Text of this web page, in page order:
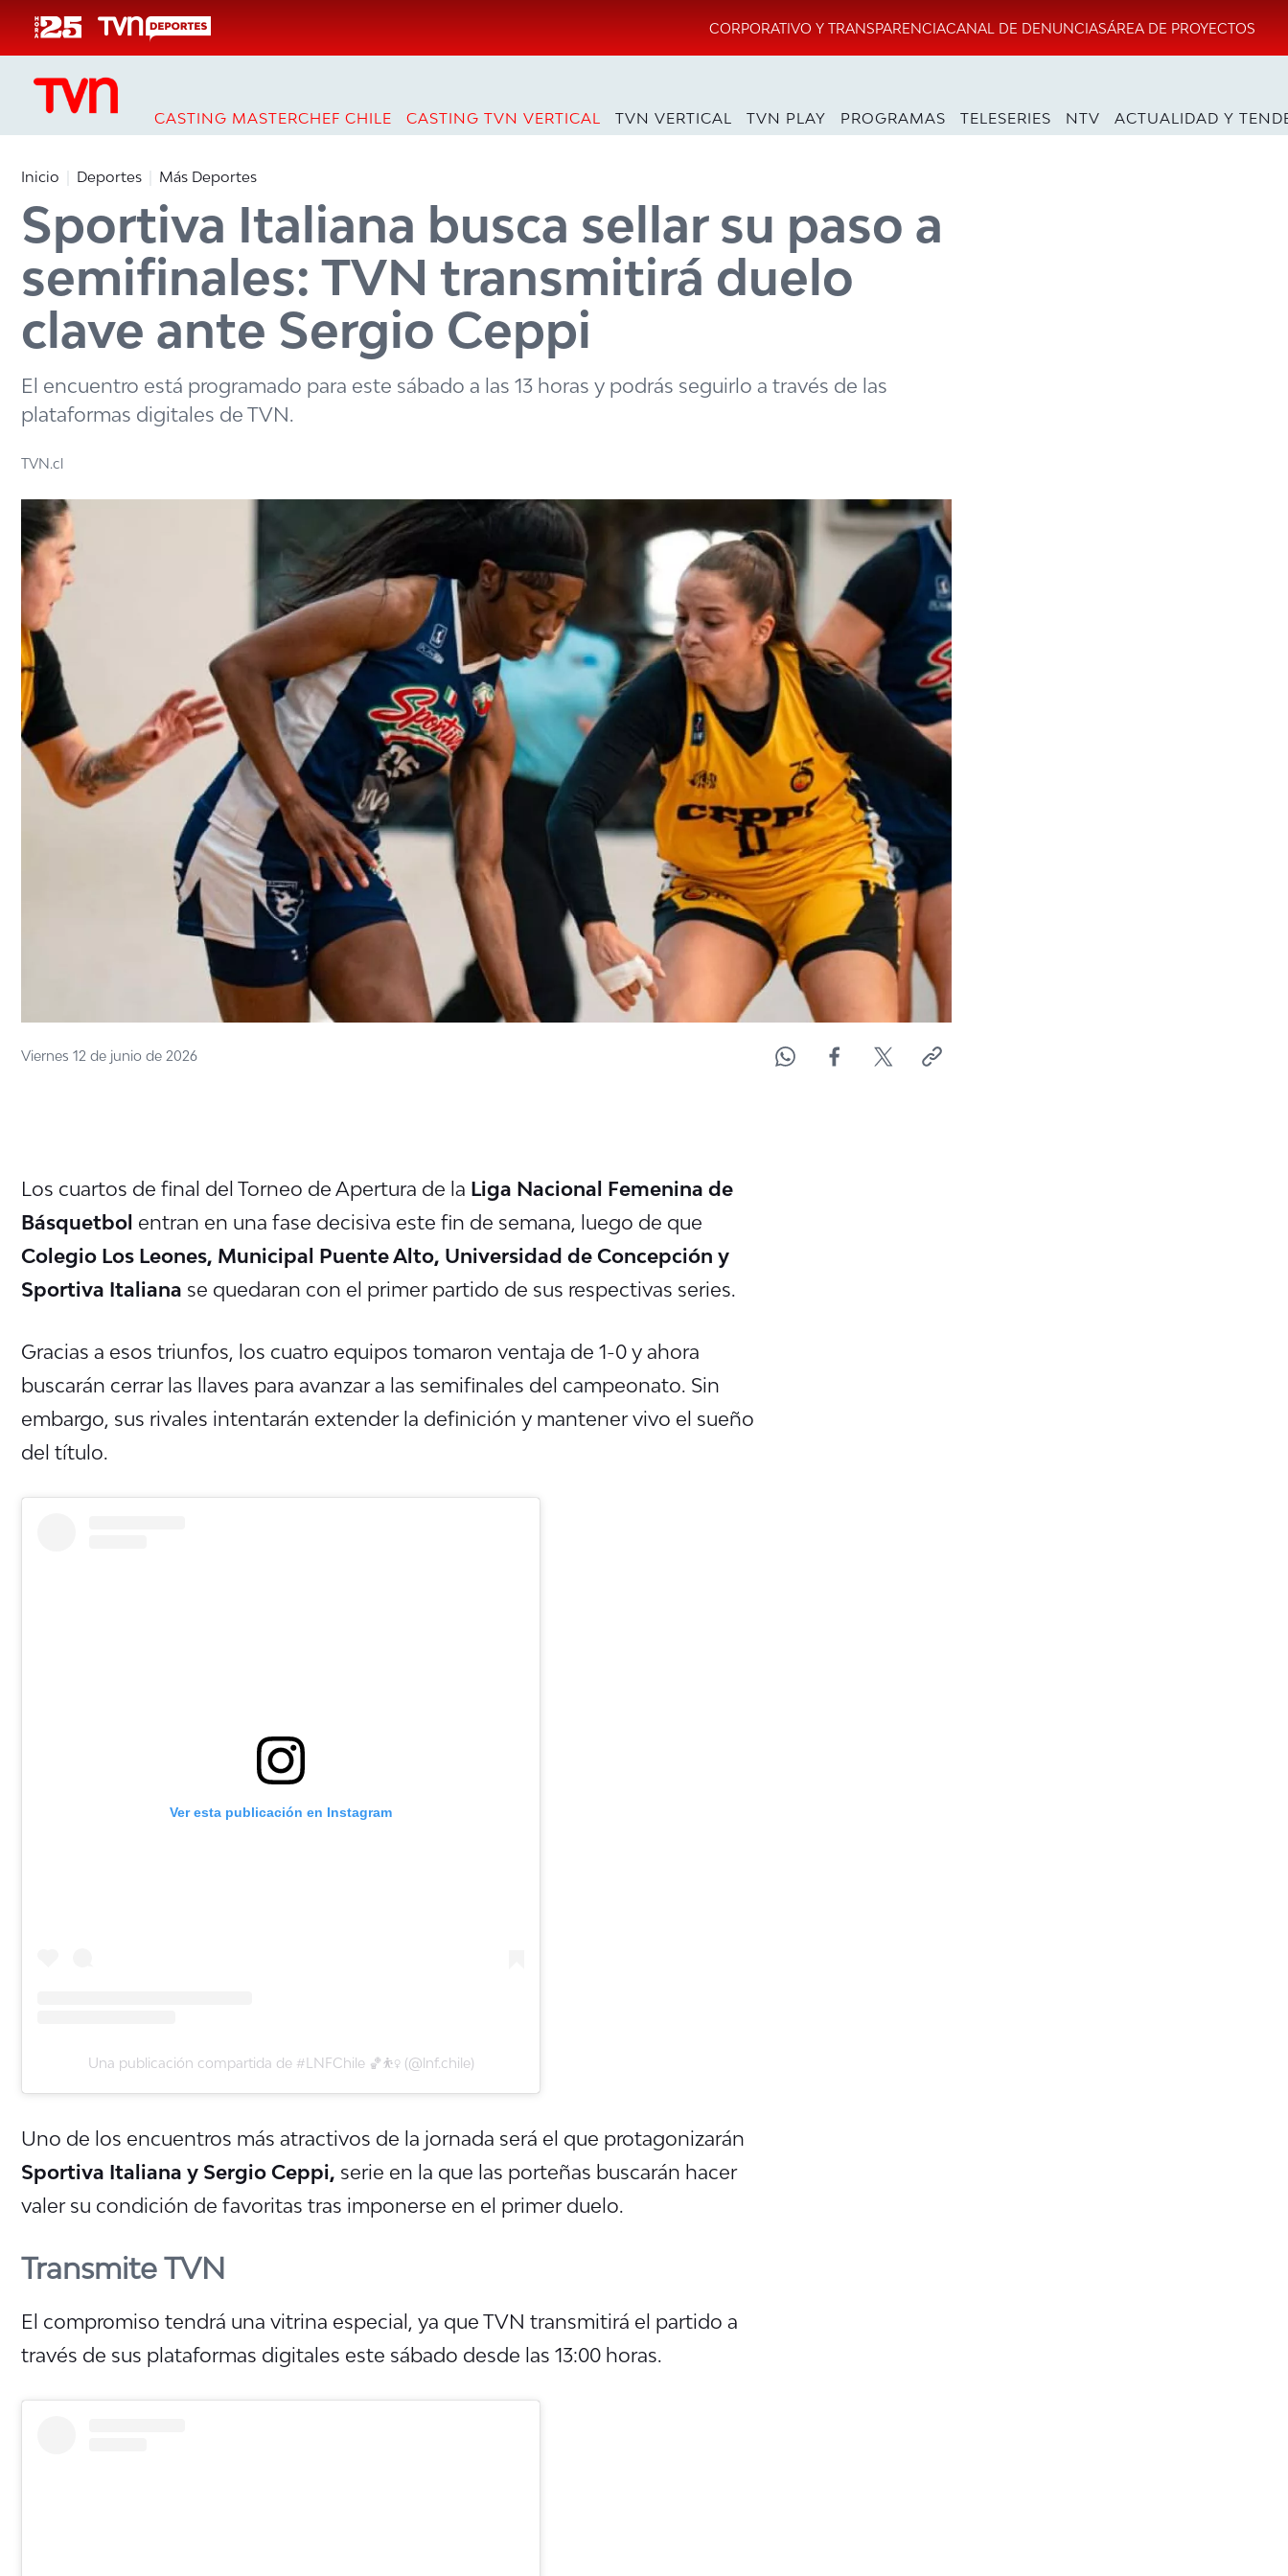
CORPORATIVO Y TRANSPARENCIACANAL DE DENUNCIASÁREA DE PROYECTOS
CASTING MASTERCHEF CHILE CASTING TVN VERTICAL TVN VERTICAL TVN PLAY PROGRAMAS TELESERIES NTV ACTUALIDAD Y
Inicio Deportes Más Deportes
Sportiva Italiana busca sellar su paso a
semifinales: TVN transmitirá duelo
clave ante Sergio Ceppi
El encuentro está programado para este sábado a las 13 horas y podrás seguirlo a través de las
plataformas digitales de TVN.
TVN.cl
Viernes 12 de junio de 2026
Los cuartos de final del Torneo de Apertura de la Liga Nacional Femenina de
Básquetbol entran en una fase decisiva este fin de semana, luego de que
Colegio Los Leones, Municipal Puente Alto, Universidad de Concepción y
Sportiva Italiana se quedaran con el primer partido de sus respectivas series.
Gracias a esos triunfos, los cuatro equipos tomaron ventaja de 1-0 y ahora
buscarán cerrar las llaves para avanzar a las semifinales del campeonato. Sin
embargo, sus rivales intentarán extender la definición y mantener vivo el sueño
del título.
Ver esta publicación en Instagram
Una publicación compartida de #LNFChile 🏀⛹️‍♀️ (@lnf.chile)
Uno de los encuentros más atractivos de la jornada será el que protagonizarán
Sportiva Italiana y Sergio Ceppi, serie en la que las porteñas buscarán hacer
valer su condición de favoritas tras imponerse en el primer duelo.
Transmite TVN
El compromiso tendrá una vitrina especial, ya que TVN transmitirá el partido a
través de sus plataformas digitales este sábado desde las 13:00 horas.